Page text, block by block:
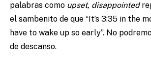
palabras como upset, disappointed
el sambenito de que “It’s 3:35 in the
have to wake up so early”. No
de descanso.